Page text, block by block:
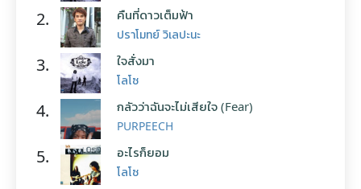
2. คืนที่ดาวเต็มฟ้า
ปราโมทย์ วิเลปะนะ
3. ใจสั่งมา
โลโซ
4. กลัวว่าฉันจะไม่เสียใจ (Fear)
PURPEECH
5. อะไรก็ยอม
โลโซ